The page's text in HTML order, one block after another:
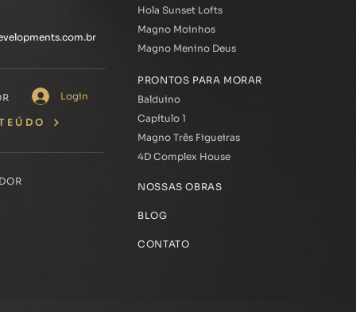
Login
Hola Sunset Lofts
Magno Moinhos
Magno Menino Deus
PRONTOS PARA MORAR
Balduino
Capítulo 1
Magno Três Figueiras
4D Complex House
NOSSAS OBRAS
BLOG
CONTATO